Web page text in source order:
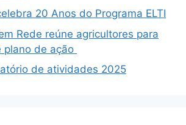
20 Anos do Programa ELTI
Rede reúne agricultores para
plano de ação
de atividades 2025